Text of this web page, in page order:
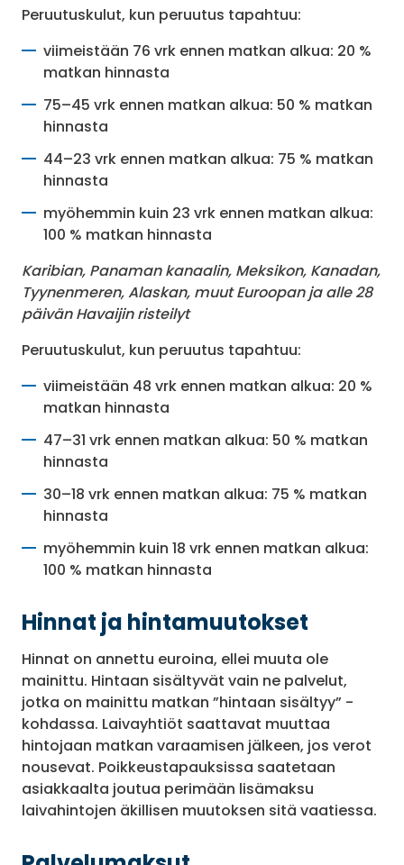
Peruutuskulut, kun peruutus tapahtuu:
viimeistään 76 vrk ennen matkan alkua: 20 %
matkan hinnasta
75–45 vrk ennen matkan alkua: 50 % matkan
hinnasta
44–23 vrk ennen matkan alkua: 75 % matkan
hinnasta
myöhemmin kuin 23 vrk ennen matkan alkua:
100 % matkan hinnasta
Karibian, Panaman kanaalin, Meksikon, Kanadan,
Tyynenmeren, Alaskan, muut Euroopan ja alle 28
päivän Havaijin risteilyt
Peruutuskulut, kun peruutus tapahtuu:
viimeistään 48 vrk ennen matkan alkua: 20 %
matkan hinnasta
47–31 vrk ennen matkan alkua: 50 % matkan
hinnasta
30–18 vrk ennen matkan alkua: 75 % matkan
hinnasta
myöhemmin kuin 18 vrk ennen matkan alkua:
100 % matkan hinnasta
Hinnat ja hintamuutokset
Hinnat on annettu euroina, ellei muuta ole
mainittu. Hintaan sisältyvät vain ne palvelut,
jotka on mainittu matkan ”hintaan sisältyy” -
kohdassa. Laivayhtiöt saattavat muuttaa
hintojaan matkan varaamisen jälkeen, jos verot
nousevat. Poikkeustapauksissa saatetaan
asiakkaalta joutua perimään lisämaksu
laivahintojen äkillisen muutoksen sitä vaatiessa.